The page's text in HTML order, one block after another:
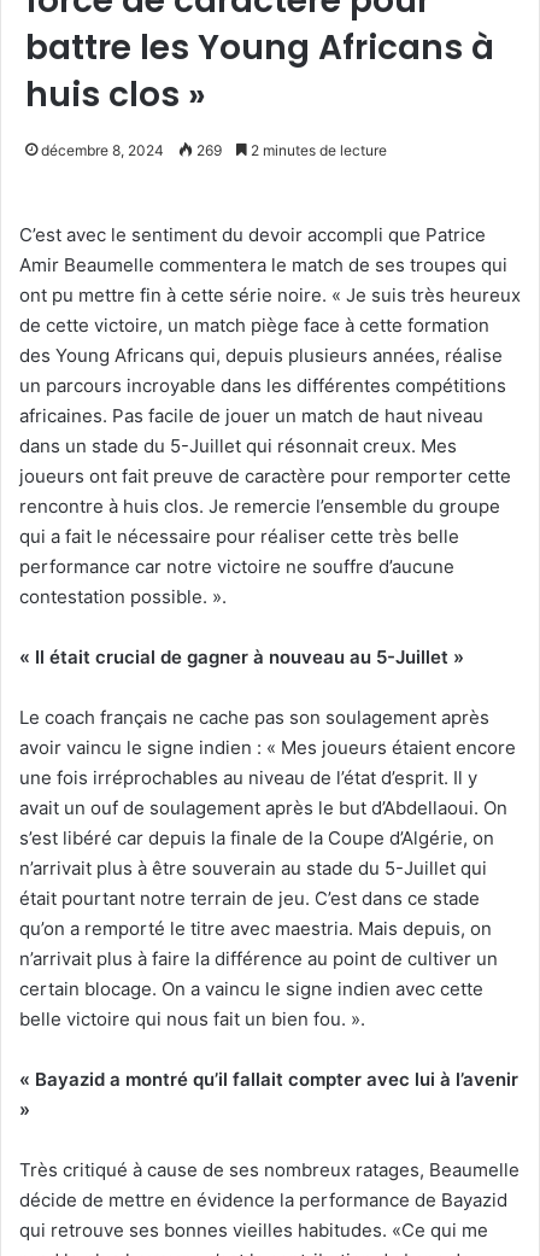
battre les Young Africans à
huis clos »
décembre 8, 2024 269 2 minutes de lecture
C’est avec le sentiment du devoir accompli que Patrice
Amir Beaumelle commentera le match de ses troupes qui
ont pu mettre fin à cette série noire. « Je suis très heureux
de cette victoire, un match piège face à cette formation
des Young Africans qui, depuis plusieurs années, réalise
un parcours incroyable dans les différentes compétitions
africaines. Pas facile de jouer un match de haut niveau
dans un stade du 5-Juillet qui résonnait creux. Mes
joueurs ont fait preuve de caractère pour remporter cette
rencontre à huis clos. Je remercie l’ensemble du groupe
qui a fait le nécessaire pour réaliser cette très belle
performance car notre victoire ne souffre d’aucune
contestation possible. ».
« Il était crucial de gagner à nouveau au 5-Juillet »
Le coach français ne cache pas son soulagement après
avoir vaincu le signe indien : « Mes joueurs étaient encore
une fois irréprochables au niveau de l’état d’esprit. Il y
avait un ouf de soulagement après le but d’Abdellaoui. On
s’est libéré car depuis la finale de la Coupe d’Algérie, on
n’arrivait plus à être souverain au stade du 5-Juillet qui
était pourtant notre terrain de jeu. C’est dans ce stade
qu’on a remporté le titre avec maestria. Mais depuis, on
n’arrivait plus à faire la différence au point de cultiver un
certain blocage. On a vaincu le signe indien avec cette
belle victoire qui nous fait un bien fou. ».
« Bayazid a montré qu’il fallait compter avec lui à l’avenir
»
Très critiqué à cause de ses nombreux ratages, Beaumelle
décide de mettre en évidence la performance de Bayazid
qui retrouve ses bonnes vieilles habitudes. «Ce qui me